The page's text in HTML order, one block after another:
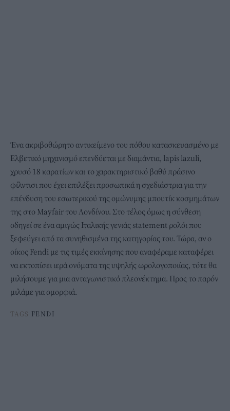
Ένα ακριβοθώρητο αντικείμενο του πόθου κατασκευασμένο με
Ελβετικό μηχανισμό επενδύεται με διαμάντια, lapis lazuli,
χρυσό 18 καρατίων και το χαρακτηριστικό βαθύ πράσινο
φίλντισι που έχει επιλέξει προσωπικά η σχεδιάστρια για την
επένδυση του εσωτερικού της ομώνυμης μπουτίκ κοσμημάτων
της στο Mayfair του Λονδίνου. Στο τέλος όμως η σύνθεση
οδηγεί σε ένα αμιγώς Ιταλικής γενιάς statement ρολόι που
ξεφεύγει από τα συνηθισμένα της κατηγορίας του. Τώρα, αν ο
οίκος Fendi με τις τιμές εκκίνησης που αναφέραμε καταφέρει
να εκτοπίσει ιερά ονόματα της υψηλής ωρολογοποιίας, τότε θα
μιλήσουμε για μια ανταγωνιστικό πλεονέκτημα. Προς το παρόν
μιλάμε για ομορφιά.
TAGS FENDI